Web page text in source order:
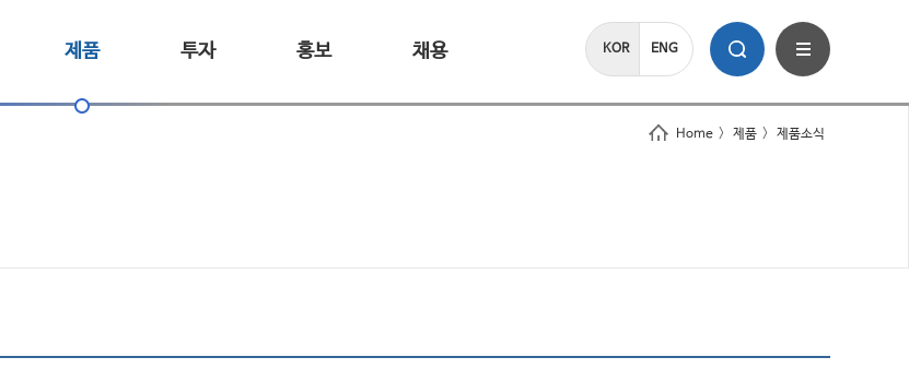
KOR ENG
제품 투자 홍보 채용
Home > 제품 > 제품소식